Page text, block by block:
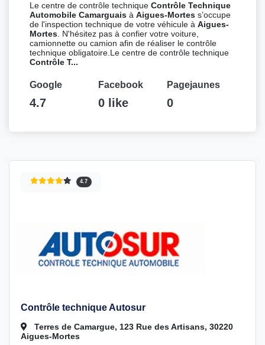
Le centre de contrôle techniqueContrôle Technique
Automobile Camarguais àAigues-Mortes s’occupe
de l'inspection technique de votre véhicule àAigues-
Mortes. N'hésitez pas à confier votre voiture,
camionnette ou camion afin de réaliser le contrôle
technique obligatoire.Le centre de contrôle technique
Contrôle T...
Google
4.7
Facebook
0 like
Pagejaunes
0
4.7
Contrôle technique Autosur
Terres de Camargue, 123 Rue des Artisans, 30220
Aigues-Mortes